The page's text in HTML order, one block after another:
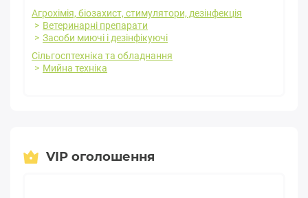
Агрохімія, біозахист, стимулятори, дезінфекція
Ветеринарні препарати
Засоби миючі і дезінфікуючі
Сільгосптехніка та обладнання
Мийна техніка
VIP оголошення